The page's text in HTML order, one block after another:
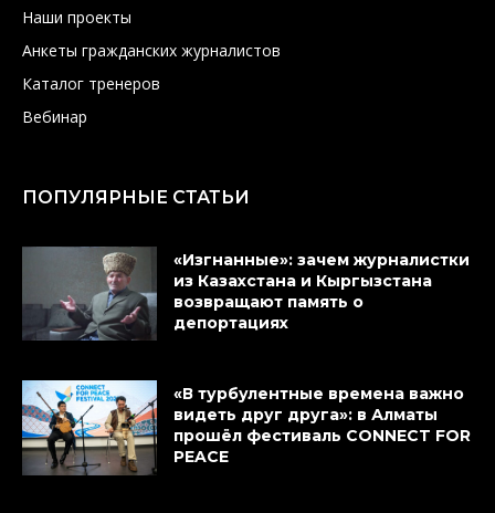
Наши проекты
Анкеты гражданских журналистов
Каталог тренеров
Вебинар
ПОПУЛЯРНЫЕ СТАТЬИ
«Изгнанные»: зачем журналистки
из Казахстана и Кыргызстана
возвращают память о
депортациях
«В турбулентные времена важно
видеть друг друга»: в Алматы
прошёл фестиваль CONNECT FOR
PEACE